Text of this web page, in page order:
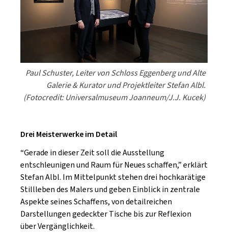
Paul Schuster, Leiter von Schloss Eggenberg und Alte
Galerie & Kurator und Projektleiter Stefan Albl.
(Fotocredit: Universalmuseum Joanneum/J.J. Kucek)
Drei Meisterwerke im Detail
“Gerade in dieser Zeit soll die Ausstellung
entschleunigen und Raum für Neues schaffen,” erklärt
Stefan Albl. Im Mittelpunkt stehen drei hochkarätige
Stillleben des Malers und geben Einblick in zentrale
Aspekte seines Schaffens, von detailreichen
Darstellungen gedeckter Tische bis zur Reflexion
über Vergänglichkeit.